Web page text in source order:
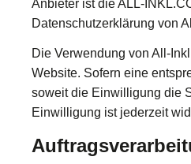
Anbieter ist die ALL-
Datenschutzerklärung von
Die Verwendung von All-
Website. Sofern eine
soweit die Einwilligung die
Einwilligung ist jederzeit